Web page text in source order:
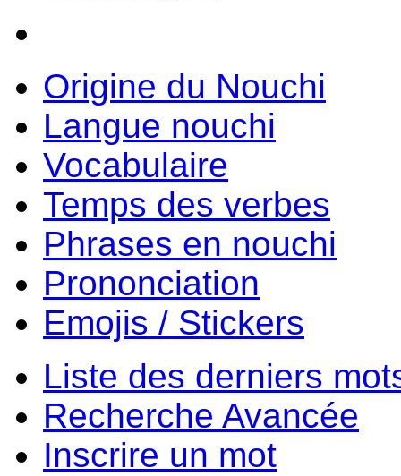
Origine du Nouchi
Langue nouchi
Vocabulaire
Temps des verbes
Phrases en nouchi
Prononciation
Emojis / Stickers
Liste des derniers
Recherche Avancée
Inscrire un mot